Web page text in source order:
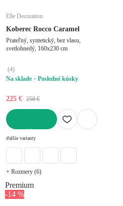
Elle Decoration
Koberec Rocco Caramel
Prateľný, syntetický, bez vlasu,
svetlohnedý, 160x230 cm
(4)
Na sklade
Posledné kúsky
225 € 258 €
ďalšie varianty
+ Rozmery (6)
Premium
-14 %